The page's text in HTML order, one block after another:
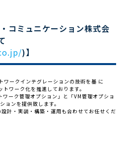
コミュニケーション株式会
)】
ワークインテグレーションの技術を基 に
ワーク化を推進しております。
ーク管理オプション」と「VM管理オプショ
ョンを提供致します。
計・実装・構築・運用も合わせてお任せくだ